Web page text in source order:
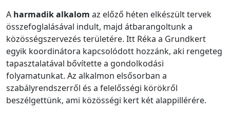
A harmadik alkalom az előző héten elkészült tervek
összefoglalásával indult, majd átbarangoltunk a
közösségszervezés területére. Itt Réka a Grundkert
egyik koordinátora kapcsolódott hozzánk, aki rengeteg
tapasztalatával bővítette a gondolkodási
folyamatunkat. Az alkalmon elsősorban a
szabályrendszerről és a felelősségi körökről
beszélgettünk, ami közösségi kert két alappillérére.